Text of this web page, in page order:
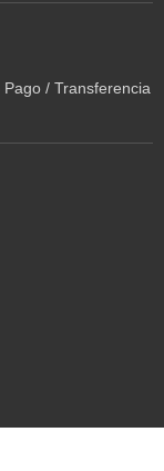
/ Transferencia